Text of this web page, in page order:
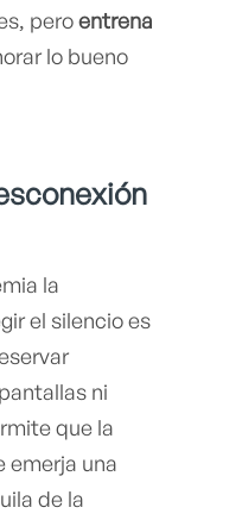
peroentrena
lo bueno
la
el silencio es
ni
que la
emerja una
de la